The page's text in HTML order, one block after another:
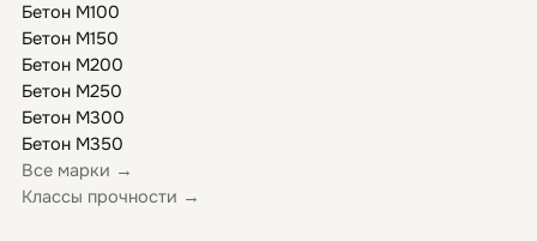
Бетон М100
Бетон М150
Бетон М200
Бетон М250
Бетон М300
Бетон М350
Все марки →
Классы прочности →